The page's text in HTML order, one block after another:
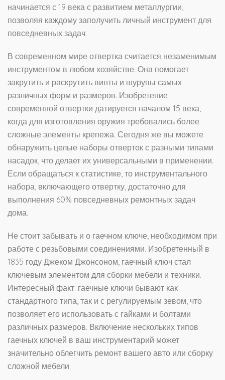
начинается с 19 века с развитием металлургии,
позволяя каждому заполучить личный инструмент для
повседневных задач.
В современном мире отвертка считается незаменимым
инструментом в любом хозяйстве. Она помогает
закрутить и раскрутить винты и шурупы самых
различных форм и размеров. Изобретение
современной отвертки датируется началом 15 века,
когда для изготовления оружия требовались более
сложные элементы крепежа. Сегодня же вы можете
обнаружить целые наборы отверток с разными типами
насадок, что делает их универсальными в применении.
Если обращаться к статистике, то инструментального
набора, включающего отвертку, достаточно для
выполнения 60% повседневных ремонтных задач
дома.
Не стоит забывать и о гаечном ключе, необходимом при
работе с резьбовыми соединениями. Изобретенный в
1835 году Джеком Джонсоном, гаечный ключ стал
ключевым элементом для сборки мебели и техники.
Интересный факт: гаечные ключи бывают как
стандартного типа, так и с регулируемым зевом, что
позволяет его использовать с гайками и болтами
различных размеров. Включение нескольких типов
гаечных ключей в ваш инструментарий может
значительно облегчить ремонт вашего авто или сборку
сложной мебели.